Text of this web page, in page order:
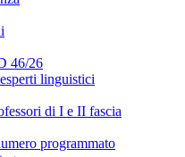
46/26
linguistici
di I e II fascia
programmato